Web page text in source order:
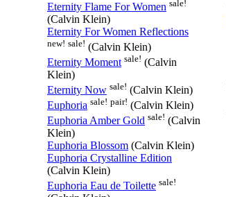
Eternity Flame For Women sale!
(Calvin Klein)
Eternity For Women Reflections
new! sale! (Calvin Klein)
Eternity Moment sale! (Calvin
Klein)
Eternity Now sale! (Calvin Klein)
Euphoria sale! pair! (Calvin Klein)
Euphoria Amber Gold sale! (Calvin
Klein)
Euphoria Blossom (Calvin Klein)
Euphoria Crystalline Еdition
(Calvin Klein)
Euphoria Eau de Toilette sale!